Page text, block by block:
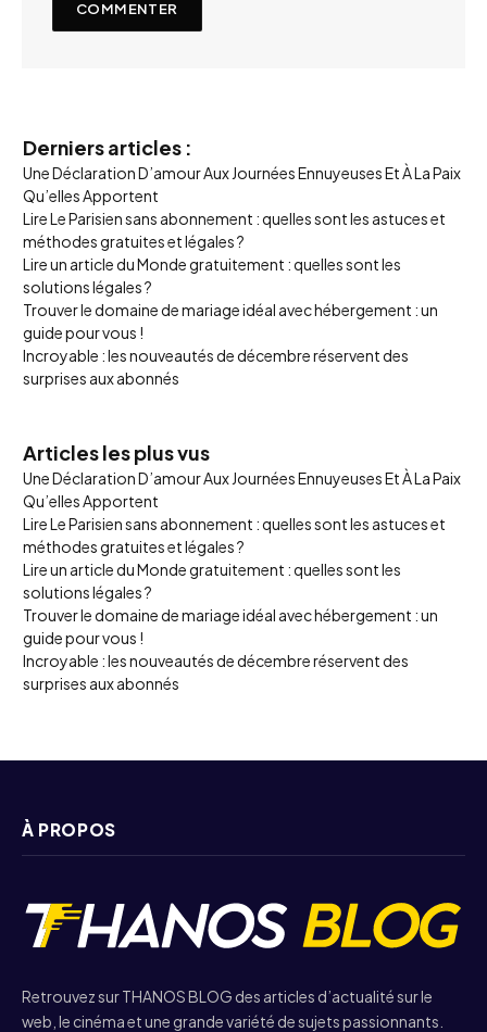
Derniers articles :
Une Déclaration D’amour Aux Journées Ennuyeuses Et À La Paix
Qu’elles Apportent
Lire Le Parisien sans abonnement : quelles sont les astuces et
méthodes gratuites et légales ?
Lire un article du Monde gratuitement : quelles sont les
solutions légales ?
Trouver le domaine de mariage idéal avec hébergement : un
guide pour vous !
Incroyable : les nouveautés de décembre réservent des
surprises aux abonnés
Articles les plus vus
Une Déclaration D’amour Aux Journées Ennuyeuses Et À La Paix
Qu’elles Apportent
Lire Le Parisien sans abonnement : quelles sont les astuces et
méthodes gratuites et légales ?
Lire un article du Monde gratuitement : quelles sont les
solutions légales ?
Trouver le domaine de mariage idéal avec hébergement : un
guide pour vous !
Incroyable : les nouveautés de décembre réservent des
surprises aux abonnés
À PROPOS
Retrouvez sur THANOS BLOG des articles d’actualité sur le
web, le cinéma et une grande variété de sujets passionnants.